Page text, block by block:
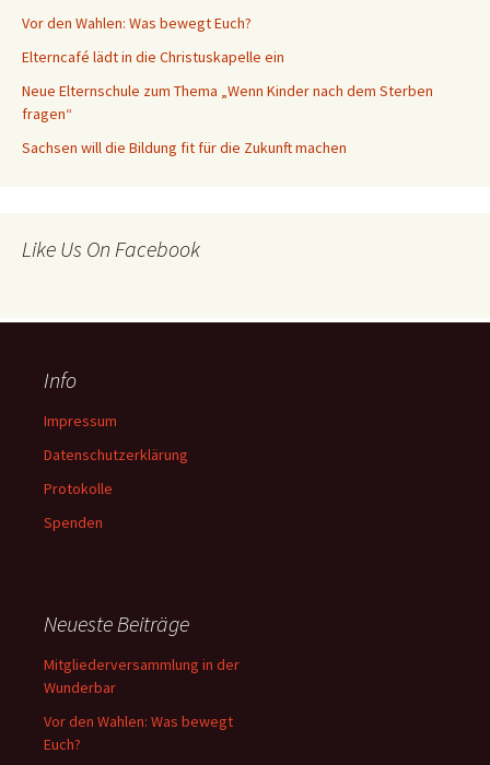
Vor den Wahlen: Was bewegt Euch?
Elterncafé lädt in die Christuskapelle ein
Neue Elternschule zum Thema „Wenn Kinder nach dem Sterben
fragen“
Sachsen will die Bildung fit für die Zukunft machen
Like Us On Facebook
Info
Impressum
Datenschutzerklärung
Protokolle
Spenden
Neueste Beiträge
Mitgliederversammlung in der
Wunderbar
Vor den Wahlen: Was bewegt
Euch?